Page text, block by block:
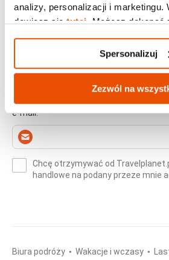
analizy, personalizacji i marketingu.
dowiesz siętutaj. Możesz dokonać
Spersonalizuj.
Spersonalizuj
Zezwól na
Najlepsze oferty na e-mail
rodzinne wakacje all inclusive,
wycieczki objazdowe? Prześlemy oferty
Ciebie. Nie martw się - nie udostępnimy
e-mail.
Wprowadź
swój
(wymagane)
Chcę otrzymywać od
handlowe na podany przeze mnie
Biura podróży Wakacje i wczasy